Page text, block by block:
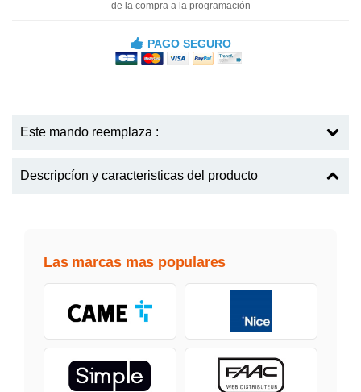
de la compra a la programación
PAGO SEGURO
Este mando reemplaza :
Descripcíon y caracteristicas del producto
Las marcas mas populares